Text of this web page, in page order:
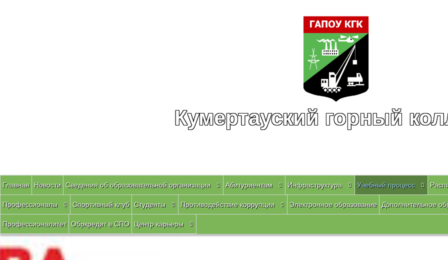
Кумертауский горный
Главная Новости Сведения об образовательной организации Абитуриентам Инфраструктура Учебный процесс
Профессионалы Спортивный клуб Студенты Противодействие коррупции Электронное образование Дополнительное
Профессионалитет Обркредит в СПО Центр карьеры
Вы здесь: Главная